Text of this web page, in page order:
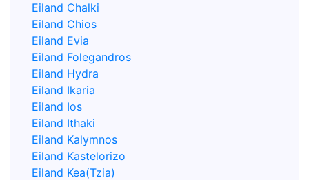
Eiland Chalki
Eiland Chios
Eiland Evia
Eiland Folegandros
Eiland Hydra
Eiland Ikaria
Eiland Ios
Eiland Ithaki
Eiland Kalymnos
Eiland Kastelorizo
Eiland Kea(Tzia)